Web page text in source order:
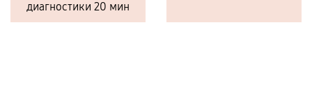
диагностики 20 мин